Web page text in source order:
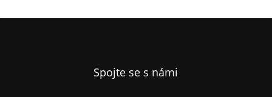
Spojte se s námi